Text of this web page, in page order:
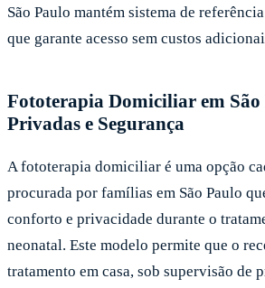
São Paulo mantém sistema de
que garante acesso sem custos
Fototerapia Domiciliar em São
Privadas e Segurança
A fototerapia domiciliar é uma opção
procurada por famílias em São Paulo
conforto e privacidade durante o
neonatal. Este modelo permite que o
tratamento em casa, sob supervisão de